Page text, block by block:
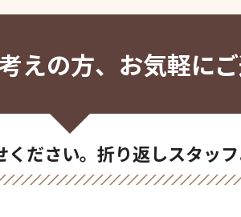
えの方、お気軽にご
ださい。折り返しスタッフ